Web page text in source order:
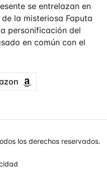
se entrelazan en
la misteriosa Faputa
personificación del
en común con el
los derechos reservados.